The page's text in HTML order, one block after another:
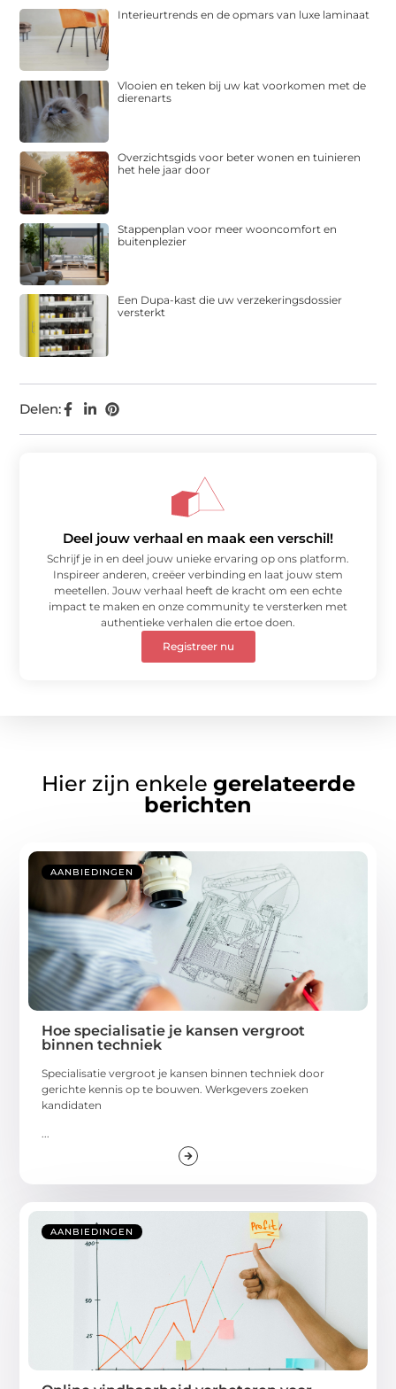
Delen:
Interieurtrends en de opmars van luxe laminaat
Vlooien en teken bij uw kat voorkomen met de
dierenarts
Overzichtsgids voor beter wonen en tuinieren
het hele jaar door
Stappenplan voor meer wooncomfort en
buitenplezier
Een Dupa-kast die uw verzekeringsdossier
versterkt
Deel jouw verhaal en maak een verschil!
Schrijf je in en deel jouw unieke ervaring op ons platform.
Inspireer anderen, creëer verbinding en laat jouw stem
meetellen. Jouw verhaal heeft de kracht om een echte
impact te maken en onze community te versterken met
authentieke verhalen die ertoe doen.
Registreer nu
Hier zijn enkele gerelateerde
berichten
AANBIEDINGEN
Hoe specialisatie je kansen vergroot
binnen techniek
Specialisatie vergroot je kansen binnen techniek door
gerichte kennis op te bouwen. Werkgevers zoeken
kandidaten
...
AANBIEDINGEN